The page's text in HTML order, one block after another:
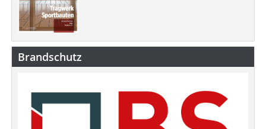
Brandschutz